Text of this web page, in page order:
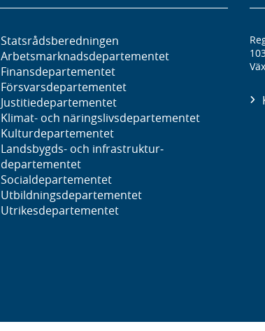
Statsrådsberedningen
Arbetsmarknads­departementet
Finans­departementet
Försvars­departementet
Justitie­departementet
Klimat- och näringslivs­departementet
Kultur­departementet
Landsbygds- och infrastruktur­
departementet
Social­departementet
Utbildnings­departementet
Utrikes­departementet